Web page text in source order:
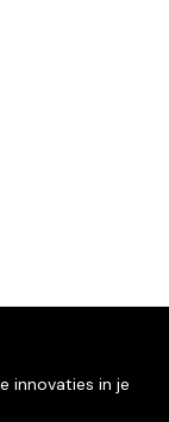
innovaties in je